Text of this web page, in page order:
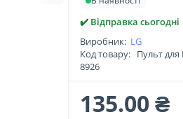
✔️ Відправка сьогодні
Виробник: LG
Код товару: Пульт для
8926
135.00 ₴